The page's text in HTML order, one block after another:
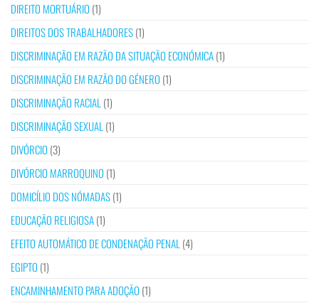
DIREITO MORTUÁRIO (1)
DIREITOS DOS TRABALHADORES(1)
DISCRIMINAÇÃO EM RAZÃO DA SITUAÇÃO ECONÓMICA(1)
DISCRIMINAÇÃO EM RAZÃO DO GÉNERO (1)
DISCRIMINAÇÃO RACIAL(1)
DISCRIMINAÇÃO SEXUAL(1)
DIVÓRCIO (3)
DIVÓRCIO MARROQUINO (1)
DOMICÍLIO DOS NÓMADAS(1)
EDUCAÇÃO RELIGIOSA(1)
EFEITO AUTOMÁTICO DE CONDENAÇÃO PENAL(4)
EGIPTO (1)
ENCAMINHAMENTO PARA ADOÇÃO (1)